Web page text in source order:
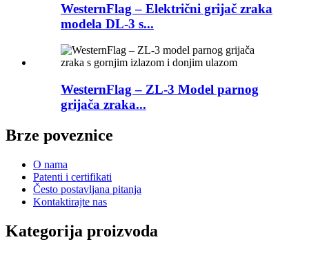
WesternFlag – Električni grijač zraka
modela DL-3 s...
WesternFlag – ZL-3 Model parnog
grijača zraka...
Brze poveznice
O nama
Patenti i certifikati
Često postavljana pitanja
Kontaktirajte nas
Kategorija proizvoda